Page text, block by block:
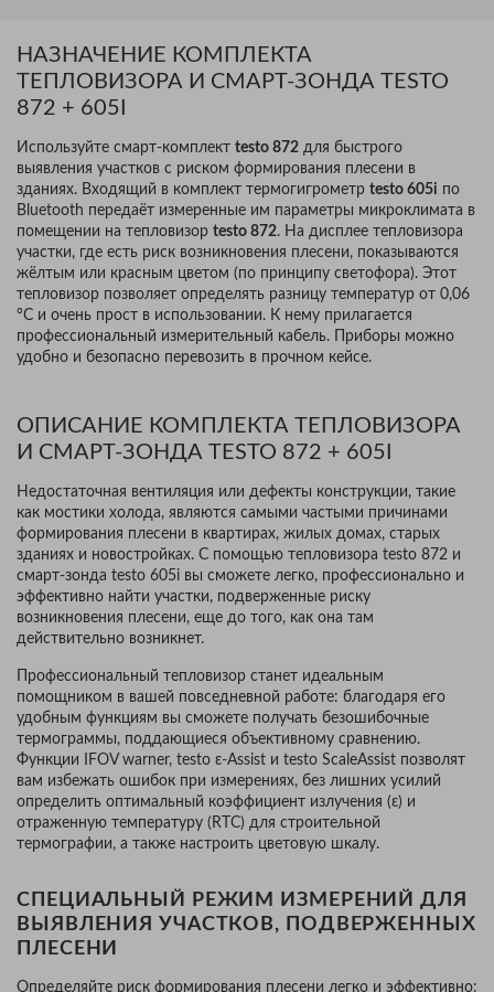
НАЗНАЧЕНИЕ КОМПЛЕКТА
ТЕПЛОВИЗОРА И СМАРТ-ЗОНДА TESTO
872 + 605I
Используйте смарт-комплект testo 872 для быстрого
выявления участков с риском формирования плесени в
зданиях. Входящий в комплект термогигрометр testo 605i по
Bluetooth передаёт измеренные им параметры микроклимата в
помещении на тепловизор testo 872. На дисплее тепловизора
участки, где есть риск возникновения плесени, показываются
жёлтым или красным цветом (по принципу светофора). Этот
тепловизор позволяет определять разницу температур от 0,06
°C и очень прост в использовании. К нему прилагается
профессиональный измерительный кабель. Приборы можно
удобно и безопасно перевозить в прочном кейсе.
ОПИСАНИЕ КОМПЛЕКТА ТЕПЛОВИЗОРА
И СМАРТ-ЗОНДА TESTO 872 + 605I
Недостаточная вентиляция или дефекты конструкции, такие
как мостики холода, являются самыми частыми причинами
формирования плесени в квартирах, жилых домах, старых
зданиях и новостройках. С помощью тепловизора testo 872 и
смарт-зонда testo 605i вы сможете легко, профессионально и
эффективно найти участки, подверженные риску
возникновения плесени, еще до того, как она там
действительно возникнет.
Профессиональный тепловизор станет идеальным
помощником в вашей повседневной работе: благодаря его
удобным функциям вы сможете получать безошибочные
термограммы, поддающиеся объективному сравнению.
Функции IFOV warner, testo ɛ-Assist и testo ScaleAssist позволят
вам избежать ошибок при измерениях, без лишних усилий
определить оптимальный коэффициент излучения (ɛ) и
отраженную температуру (RTC) для строительной
термографии, а также настроить цветовую шкалу.
СПЕЦИАЛЬНЫЙ РЕЖИМ ИЗМЕРЕНИЙ ДЛЯ
ВЫЯВЛЕНИЯ УЧАСТКОВ, ПОДВЕРЖЕННЫХ
ПЛЕСЕНИ
Определяйте риск формирования плесени легко и эффективно: